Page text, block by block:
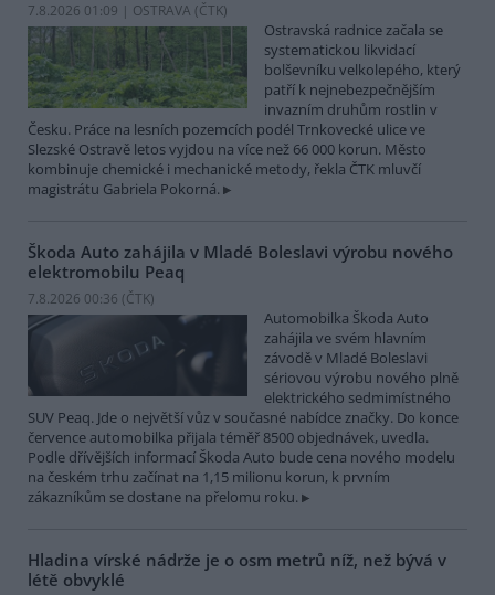
7.8.2026 01:09 | OSTRAVA (ČTK)
Ostravská radnice začala se
systematickou likvidací
bolševníku velkolepého, který
patří k nejnebezpečnějším
invazním druhům rostlin v
Česku. Práce na lesních pozemcích podél Trnkovecké ulice ve
Slezské Ostravě letos vyjdou na více než 66 000 korun. Město
kombinuje chemické i mechanické metody, řekla ČTK mluvčí
magistrátu Gabriela Pokorná.
Škoda Auto zahájila v Mladé Boleslavi výrobu nového
elektromobilu Peaq
7.8.2026 00:36 (ČTK)
Automobilka Škoda Auto
zahájila ve svém hlavním
závodě v Mladé Boleslavi
sériovou výrobu nového plně
elektrického sedmimístného
SUV Peaq. Jde o největší vůz v současné nabídce značky. Do konce
července automobilka přijala téměř 8500 objednávek, uvedla.
Podle dřívějších informací Škoda Auto bude cena nového modelu
na českém trhu začínat na 1,15 milionu korun, k prvním
zákazníkům se dostane na přelomu roku.
Hladina vírské nádrže je o osm metrů níž, než bývá v
létě obvyklé